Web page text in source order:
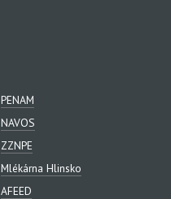
PENAM
NAVOS
ZZNPE
Mlékárna Hlinsko
AFEED